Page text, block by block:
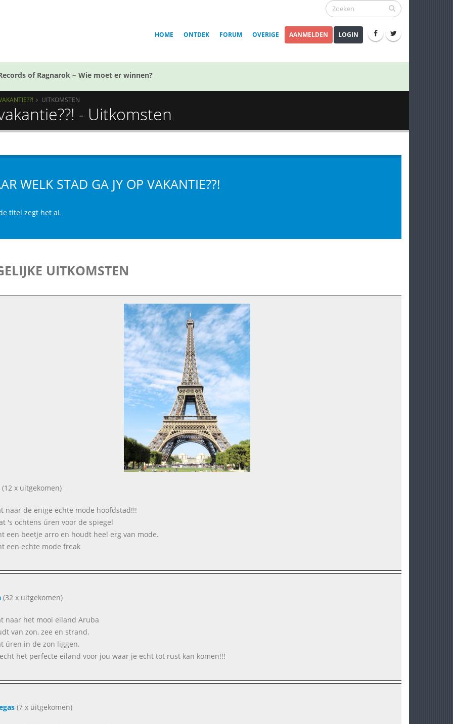
HOME ONTDEK FORUM OVERIGE AANMELDEN LOGIN
of Ragnarok ~ Wie moet er winnen?
UITKOMSTEN
- Uitkomsten
WELK STAD GA JY OP VAKANTIE??!
titel zegt het aL
UITKOMSTEN
(12 x uitgekomen)
naar de enige echte mode hoofdstad!!!
's ochtens úren voor de spiegel
een beetje arro en houdt heel erg van mode.
een echte mode freak
(32 x uitgekomen)
naar het mooi eiland Aruba
van zon, zee en strand.
úren in de zon liggen.
het perfecte eiland voor jou waar je echt tot rust kan komen!!!
(7 x uitgekomen)